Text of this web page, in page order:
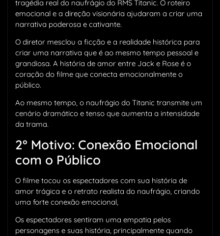
tragédia real do naufrágio do RMS Titanic. O roteiro
emocional e a direção visionária ajudaram a criar uma
narrativa poderosa e cativante.
O diretor mesclou a ficção e a realidade histórica para
criar uma narrativa que é ao mesmo tempo pessoal e
grandiosa. A história de amor entre Jack e Rose é o
coração do filme que conecta emocionalmente o
público.
Ao mesmo tempo, o naufrágio do Titanic transmite um
cenário dramático e tenso que aumenta a intensidade
da trama.
2° Motivo: Conexão Emocional
com o Público
O filme tocou os espectadores com sua história de
amor trágica e o retrato realista do naufrágio, criando
uma forte conexão emocional,
Os espectadores sentiram uma empatia pelos
personagens e suas história, principalmente quando